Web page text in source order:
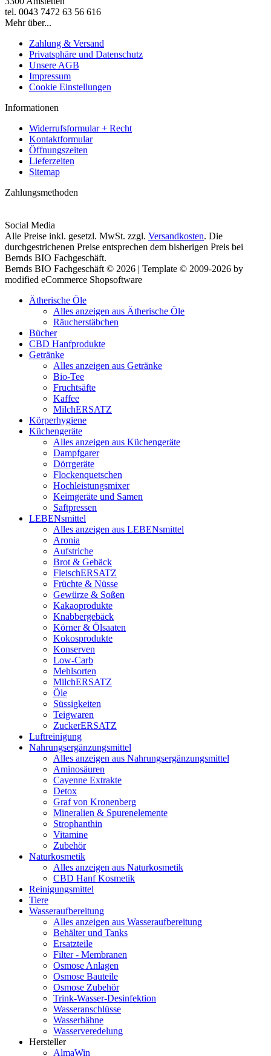
tel. 0043 7472 63 56 616
Mehr über...
Zahlung & Versand
Privatsphäre und Datenschutz
Unsere AGB
Impressum
Cookie Einstellungen
Informationen
Widerrufsformular + Recht
Kontaktformular
Öffnungszeiten
Lieferzeiten
Sitemap
Zahlungsmethoden
Social Media
Alle Preise inkl. gesetzl. MwSt. zzgl. Versandkosten. Die
durchgestrichenen Preise entsprechen dem bisherigen Preis bei
Bernds BIO Fachgeschäft.
Bernds BIO Fachgeschäft © 2026 | Template © 2009-2026 by
modified eCommerce Shopsoftware
Ätherische Öle
Alles anzeigen aus Ätherische Öle
Räucherstäbchen
Bücher
CBD Hanfprodukte
Getränke
Alles anzeigen aus Getränke
Bio-Tee
Fruchtsäfte
Kaffee
MilchERSATZ
Körperhygiene
Küchengeräte
Alles anzeigen aus Küchengeräte
Dampfgarer
Dörrgeräte
Flockenquetschen
Hochleistungsmixer
Keimgeräte und Samen
Saftpressen
LEBENsmittel
Alles anzeigen aus LEBENsmittel
Aronia
Aufstriche
Brot & Gebäck
FleischERSATZ
Früchte & Nüsse
Gewürze & Soßen
Kakaoprodukte
Knabbergebäck
Körner & Ölsaaten
Kokosprodukte
Konserven
Low-Carb
Mehlsorten
MilchERSATZ
Öle
Süssigkeiten
Teigwaren
ZuckerERSATZ
Luftreinigung
Nahrungsergänzungsmittel
Alles anzeigen aus Nahrungsergänzungsmittel
Aminosäuren
Cayenne Extrakte
Detox
Graf von Kronenberg
Mineralien & Spurenelemente
Strophanthin
Vitamine
Zubehör
Naturkosmetik
Alles anzeigen aus Naturkosmetik
CBD Hanf Kosmetik
Reinigungsmittel
Tiere
Wasseraufbereitung
Alles anzeigen aus Wasseraufbereitung
Behälter und Tanks
Ersatzteile
Filter - Membranen
Osmose Anlagen
Osmose Bauteile
Osmose Zubehör
Trink-Wasser-Desinfektion
Wasseranschlüsse
Wasserhähne
Wasserveredelung
Hersteller
AlmaWin